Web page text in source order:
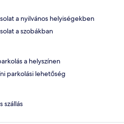
a nyilvános helyiségekben
a szobákban
a helyszínen
parkolási lehetőség
szállás